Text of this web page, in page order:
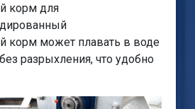
корм для
корм может плавать в воде
разрыхления, что удобно